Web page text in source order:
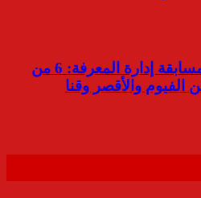
«كتاب البيئة» تعلن نتائج مسابقة إدارة المعرفة: 6 من